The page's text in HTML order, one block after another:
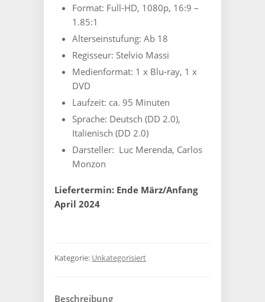
Format: Full-HD, 1080p, ‎ 16:9 –
1.85:1
Alterseinstufung: Ab 18
Regisseur: ‎Stelvio Massi
Medienformat: ‎1 x Blu-ray, 1 x
DVD
Laufzeit: ca. 95 Minuten
Sprache: ‎Deutsch (DD 2.0),
Italienisch (DD 2.0)
Darsteller: ‎ Luc Merenda, Carlos
Monzon
Liefertermin: Ende März/Anfang
April 2024
Premium
Medienbuch
Cover
Limitiert
111
Menge
Kategorie: Unkategorisiert
Beschreibung